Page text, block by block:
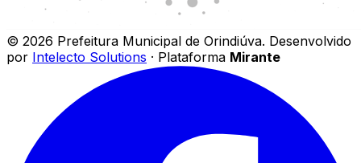
© 2026 Prefeitura Municipal de Orindiúva. Desenvolvido
por Intelecto Solutions · Plataforma Mirante